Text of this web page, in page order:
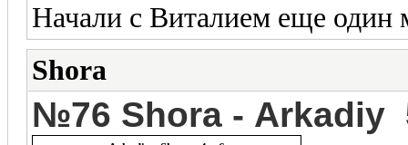
Начали с Виталием еще один
Shora
№76 Shora - Arkadiy